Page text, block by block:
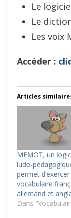
Le
Le
Les voix
Accéder :
Articles
MEMOT, un
ludo-
permet d’exercer
vocabulaire
allemand et
Dans